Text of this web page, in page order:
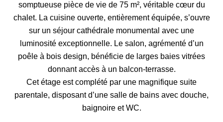
somptueuse pièce de vie de 75 m², véritable cœur du
chalet. La cuisine ouverte, entièrement équipée, s’ouvre
sur un séjour cathédrale monumental avec une
luminosité exceptionnelle. Le salon, agrémenté d’un
poêle à bois design, bénéficie de larges baies vitrées
donnant accès à un balcon-terrasse.
Cet étage est complété par une magnifique suite
parentale, disposant d’une salle de bains avec douche,
baignoire et WC.